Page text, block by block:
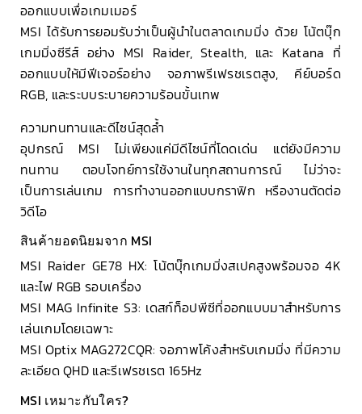
ออกแบบเพื่อเกมเมอร์
MSI ได้รับการยอมรับว่าเป็นผู้นำในตลาดเกมมิ่ง ด้วย โน้ตบุ๊ก
เกมมิ่งซีรีส์ อย่าง MSI Raider, Stealth, และ Katana ที่
ออกแบบให้มีฟีเจอร์อย่าง จอภาพรีเฟรชเรตสูง, คีย์บอร์ด
RGB, และระบบระบายความร้อนขั้นเทพ
ความทนทานและดีไซน์สุดล้ำ
อุปกรณ์ MSI ไม่เพียงแค่มีดีไซน์ที่โดดเด่น แต่ยังมีความ
ทนทาน ตอบโจทย์การใช้งานในทุกสถานการณ์ ไม่ว่าจะ
เป็นการเล่นเกม การทำงานออกแบบกราฟิก หรืองานตัดต่อ
วิดีโอ
สินค้ายอดนิยมจาก MSI
MSI Raider GE78 HX: โน้ตบุ๊กเกมมิ่งสเปคสูงพร้อมจอ 4K
และไฟ RGB รอบเครื่อง
MSI MAG Infinite S3: เดสก์ท็อปพีซีที่ออกแบบมาสำหรับการ
เล่นเกมโดยเฉพาะ
MSI Optix MAG272CQR: จอภาพโค้งสำหรับเกมมิ่ง ที่มีความ
ละเอียด QHD และรีเฟรชเรต 165Hz
MSI เหมาะกับใคร?